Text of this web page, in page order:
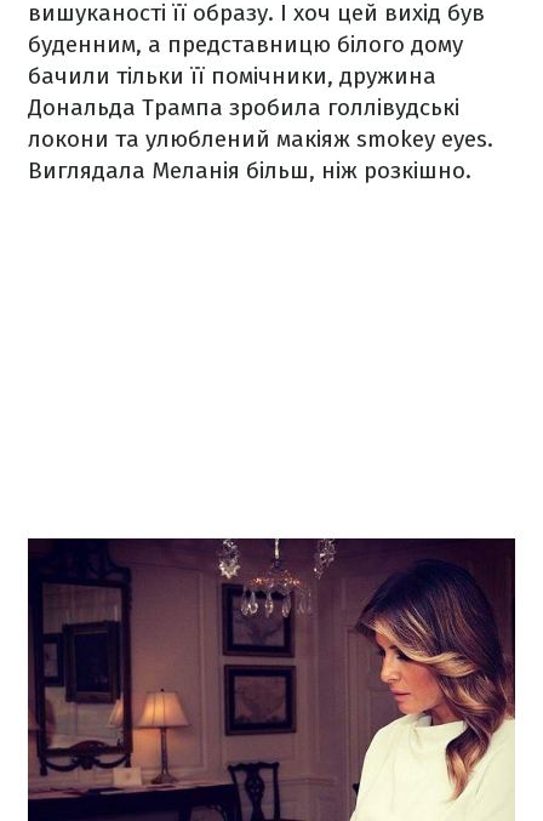
вишуканості її образу. І хоч цей вихід був
буденним, а представницю білого дому
бачили тільки її помічники, дружина
Дональда Трампа зробила голлівудські
локони та улюблений макіяж smokey eyes.
Виглядала Меланія більш, ніж розкішно.